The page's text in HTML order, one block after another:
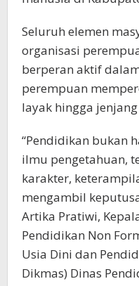
Seluruh elemen
organisasi
berperan aktif
perempuan
layak hingga
“Pendidikan bukan
ilmu pengetahuan,
karakter,
mengambil
Artika Pratiwi,
Pendidikan Non
Usia Dini dan
Dikmas) Dinas